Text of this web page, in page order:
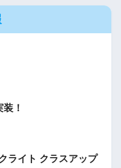
！
ライト クラスアップ